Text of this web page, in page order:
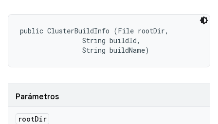
public ClusterBuildInfo (File rootDir,
                String buildId,
                String buildName)
Parámetros
rootDir